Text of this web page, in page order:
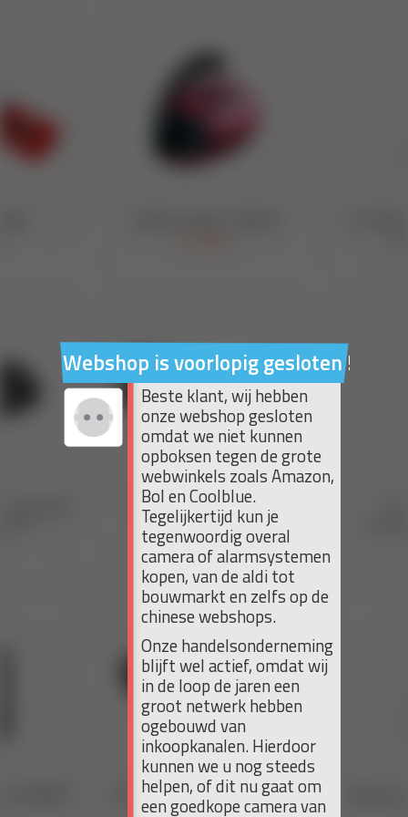
Webshop is voorlopig gesloten !
Beste klant, wij hebben
onze webshop gesloten
omdat we niet kunnen
opboksen tegen de grote
webwinkels zoals Amazon,
Bol en Coolblue.
Tegelijkertijd kun je
tegenwoordig overal
camera of alarmsystemen
kopen, van de aldi tot
bouwmarkt en zelfs op de
chinese webshops.
Onze handelsonderneming
blijft wel actief, omdat wij
in de loop de jaren een
groot netwerk hebben
ogebouwd van
inkoopkanalen. Hierdoor
kunnen we u nog steeds
helpen, of dit nu gaat om
een goedkope camera van